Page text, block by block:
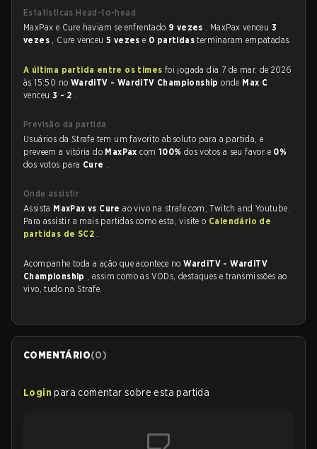
Estatísticas Head-to-head
MaxPax e Cure haviam se enfrentado 9 vezes . MaxPax venceu 3
vezes , Cure venceu5 vezese 0 partidasterminaram empatadas.
A última partida entre os times foi jogada dia 7 de mar. de 2026
às 15:50 no WardiTV - WardiTV Championshiponde Max C
venceu 3 - 2 .
Previsão da partida
Usuários da Strafe tem um favorito absoluto para a partida, e
preveem a vitória do MaxPaxcom 100% dos votos a seu favor e 0%
dos votos para Cure .
Onde assistir
Assista MaxPax vs Cureao vivo na strafe.com, Twitch and Youtube.
Para assistir a mais partidas como esta, visite o Calendário de
partidas de SC2 .
Acompanhe toda a ação que acontece noWardiTV - WardiTV
Championship , assim como as VODs, destaques e transmissões ao
vivo, tudo na Strafe.
COMENTÁRIO(0)
Login para comentar sobre esta partida